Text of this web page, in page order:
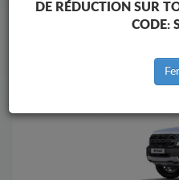
DE RÉDUCTION SUR
CODE: